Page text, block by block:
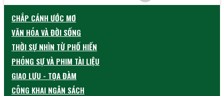
CHẮP CÁNH ƯỚC MƠ
VĂN HÓA VÀ ĐỜI SỐNG
THỜI SỰ NHÌN TỪ PHỐ HIẾN
PHÓNG SỰ VÀ PHIM TÀI LIỆU
GIAO LƯU - TỌA ĐÀM
CÔNG KHAI NGÂN SÁCH